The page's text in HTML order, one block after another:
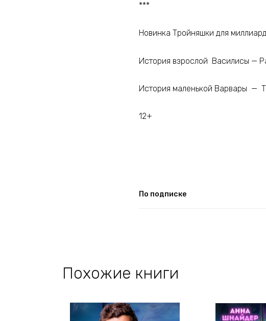
***
Новинка Тройняшки для
История взрослой Василисы —
История маленькой Варвары —
12+
По подписке
Похожие книги